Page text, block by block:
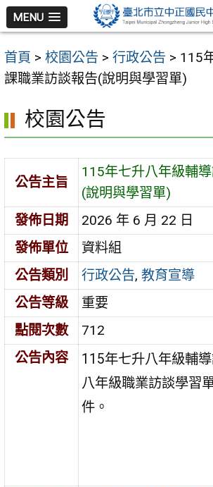
跳
至
主
要
容
區
MENU
首頁 > 校園公告 > 行政公告 > 115
課職業訪談報告(說明與學習單)
校園公告
公告主旨
115年七升八年級輔
(說明與學習單)
發佈日期
2026 年 6 月 22 日
發佈單位
資料組
公告類別
行政公告,教育宣導
公告等級
重要
點閱次數
712
公告內容
115年七升八年級輔
八年級職業訪談學習
件。